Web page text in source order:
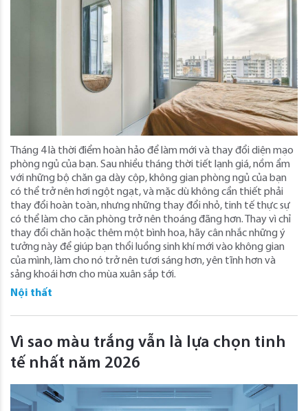
Tháng 4 là thời điểm hoàn hảo để làm mới và thay đổi diện mạo
phòng ngủ của bạn. Sau nhiều tháng thời tiết lạnh giá, nồm ẩm
với những bộ chăn ga dày cộp, không gian phòng ngủ của bạn
có thể trở nên hơi ngột ngạt, và mặc dù không cần thiết phải
thay đổi hoàn toàn, nhưng những thay đổi nhỏ, tinh tế thực sự
có thể làm cho căn phòng trở nên thoáng đãng hơn. Thay vì chỉ
thay đổi chăn hoặc thêm một bình hoa, hãy cân nhắc những ý
tưởng này để giúp bạn thổi luồng sinh khí mới vào không gian
của mình, làm cho nó trở nên tươi sáng hơn, yên tĩnh hơn và
sảng khoái hơn cho mùa xuân sắp tới.
Nội thất
Vì sao màu trắng vẫn là lựa chọn tinh
tế nhất năm 2026